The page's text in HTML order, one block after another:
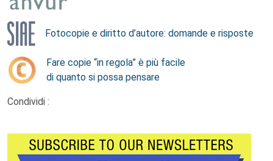
Fotocopie e diritto d’autore: domande e risposte
Fare copie “in regola” è più facile
di quanto si possa pensare
Condividi :